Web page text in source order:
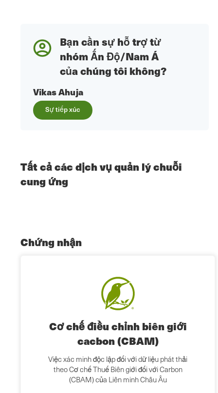
Bạn cần sự hỗ trợ từ
nhóm Ấn Độ/Nam Á
của chúng tôi không?
Vikas Ahuja
Sự tiếp xúc
Tất cả các dịch vụ quản lý chuỗi
cung ứng
Chứng nhận
Cơ chế điều chỉnh biên giới
cacbon (CBAM)
Việc xác minh độc lập đối với dữ liệu phát thải
theo Cơ chế Thuế Biên giới đối với Carbon
(CBAM) của Liên minh Châu Âu